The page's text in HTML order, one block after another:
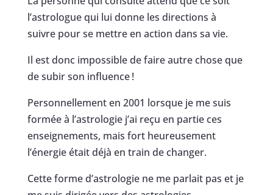
l’astrologue qui lui donne les directions à
suivre pour se mettre en action dans sa vie.
Il est donc impossible de faire autre chose que
de subir son influence !
Personnellement en 2001 lorsque je me suis
formée à l’astrologie j’ai reçu en partie ces
enseignements, mais fort heureusement
l’énergie était déjà en train de changer.
Cette forme d’astrologie ne me parlait pas et je